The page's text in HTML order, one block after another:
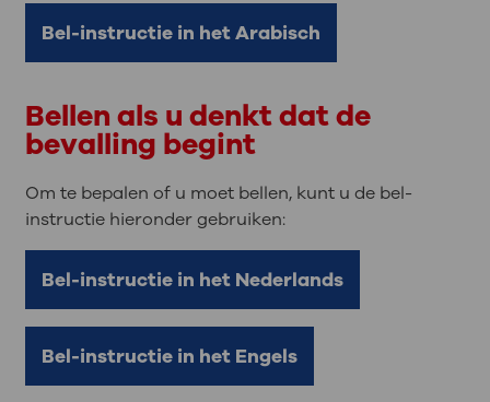
Bel-instructie in het Arabisch
Bellen als u denkt dat de
bevalling begint
Om te bepalen of u moet bellen, kunt u de bel-
instructie hieronder gebruiken:
Bel-instructie in het Nederlands
Bel-instructie in het Engels